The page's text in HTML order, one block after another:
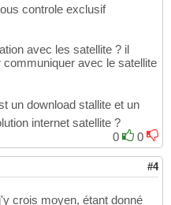
controle exclusif
avec les satellite ? il
avec le satellite
un download stallite et un
internet satellite ?
0
0
#4
crois moyen, étant donné